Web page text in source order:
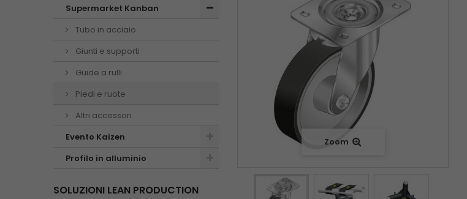
Supermarket Kanban
Tubo in acciaio
Giunti e supporti
Guide a rulli
Piedi e ruote
Altri accessori
Evento Kaizen
Profilo in alluminio
SOLUZIONI LEAN PRODUCTION
Zoom